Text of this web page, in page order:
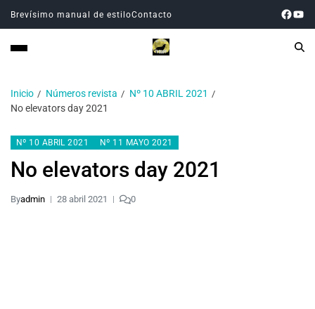
Brevísimo manual de estiloContacto
Inicio Números revista
Nº 10 ABRIL 2021
No elevators day 2021
Nº 10 ABRIL 2021 Nº 11 MAYO 2021
No elevators day 2021
Byadmin 28 abril 2021 0